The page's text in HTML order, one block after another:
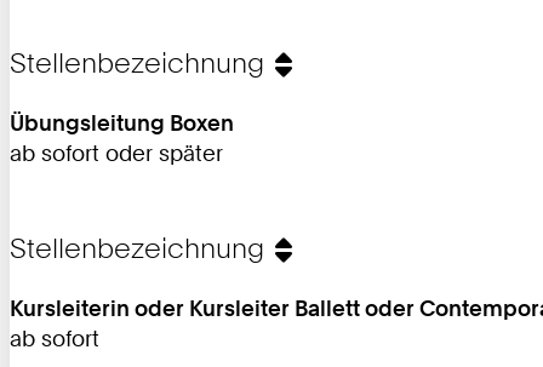
Stellenbezeichnung
Übungsleitung Boxen
ab sofort oder später
Stellenbezeichnung
Kursleiterin oder Kursleiter Ballett oder
ab sofort